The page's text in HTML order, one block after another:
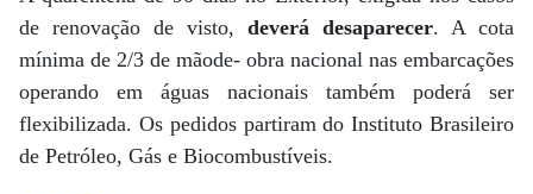
de renovação de visto, deverá desaparecer. A cota
mínima de 2/3 de mãode- obra nacional nas embarcações
operando em águas nacionais também poderá ser
flexibilizada. Os pedidos partiram do Instituto Brasileiro
de Petróleo, Gás e Biocombustíveis.